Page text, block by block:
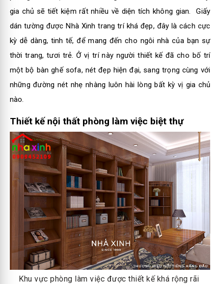
gia chủ sẽ tiết kiệm rất nhiều về diện tích không gian. Giấy
dán tường đượcNhà Xinh trang trí khá đẹp, đây là cách cực
kỳ dễ dàng, tinh tế, để mang đến cho ngôi nhà của bạn sự
thời trang, tươi trẻ. Ở vị trí này người thiết kế đã cho bố trí
một bộ bàn ghế sofa, nét đẹp hiện đại, sang trọng cùng với
những đường nét nhẹ nhàng luôn hài lòng bất kỳ vị gia chủ
nào.
Thiết kế nội thất phòng làm việc biệt thự
Khu vực phòng làm việc được thiết kế khá rộng rãi